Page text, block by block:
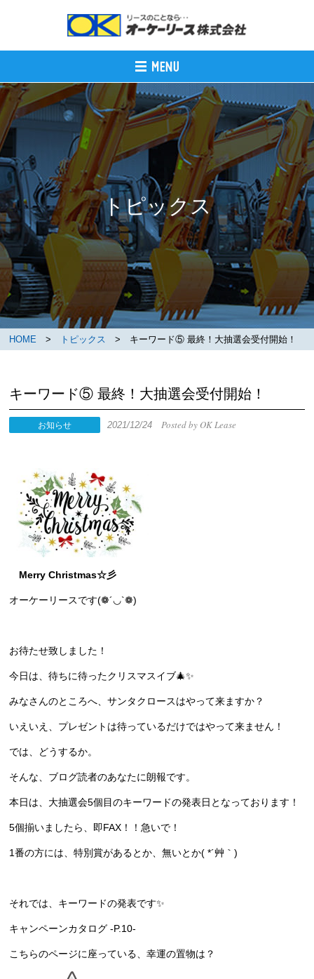
トピックス
HOME > トピックス > キーワード⑤ 最終！大抽選会受付開始！
キーワード⑤ 最終！大抽選会受付開始！
お知らせ 2021/12/24Posted by OK Lease
Merry Christmas☆彡
オーケーリースです(❁´◡`❁)
お待たせ致しました！
今日は、待ちに待ったクリスマスイブ🎄✨
みなさんのところへ、サンタクロースはやって来ますか？
いえいえ、プレゼントは待っているだけではやって来ません！
では、どうするか。
そんな、ブログ読者のあなたに朗報です。
本日は、大抽選会5個目のキーワードの発表日となっております！
5個揃いましたら、即FAX！！急いで！
1番の方には、特別賞があるとか、無いとか( *´艸｀)
それでは、キーワードの発表です✨
キャンペーンカタログ -P.10-
こちらのページに座っている、幸運の置物は？